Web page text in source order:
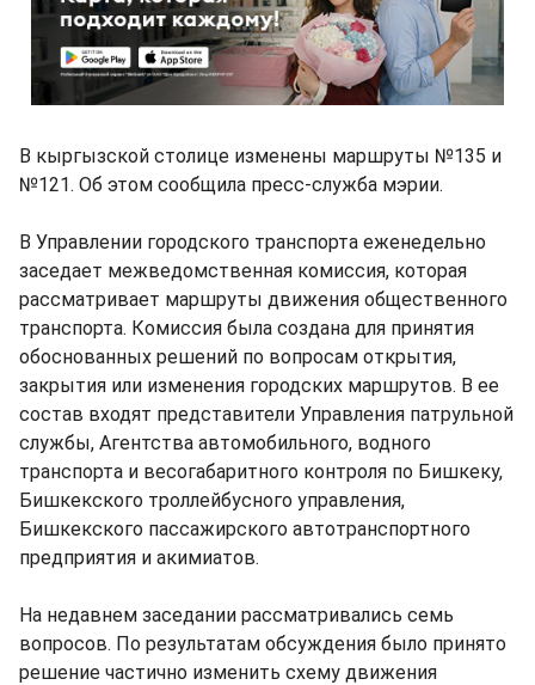
В кыргызской столице изменены маршруты №135 и
№121. Об этом сообщила пресс-служба мэрии.
В Управлении городского транспорта еженедельно
заседает межведомственная комиссия, которая
рассматривает маршруты движения общественного
транспорта. Комиссия была создана для принятия
обоснованных решений по вопросам открытия,
закрытия или изменения городских маршрутов. В ее
состав входят представители Управления патрульной
службы, Агентства автомобильного, водного
транспорта и весогабаритного контроля по Бишкеку,
Бишкекского троллейбусного управления,
Бишкекского пассажирского автотранспортного
предприятия и акимиатов.
На недавнем заседании рассматривались семь
вопросов. По результатам обсуждения было принято
решение частично изменить схему движения